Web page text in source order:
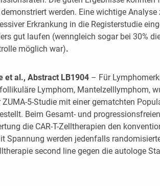
werden. Eine wichtige Analyse
Erkrankung in die Registerstudie
gut laufen (wenngleich sogar bei 30%
möglich war).
et al., Abstract LB1904 – Für
follikuläre Lymphom, Mantelzelllymphom,
ZUMA-5-Studie mit einer gematchten
Beim Gesamt- und
die CAR-T-Zelltherapien den
Spannung werden jedenfalls
second line gegen die autologe